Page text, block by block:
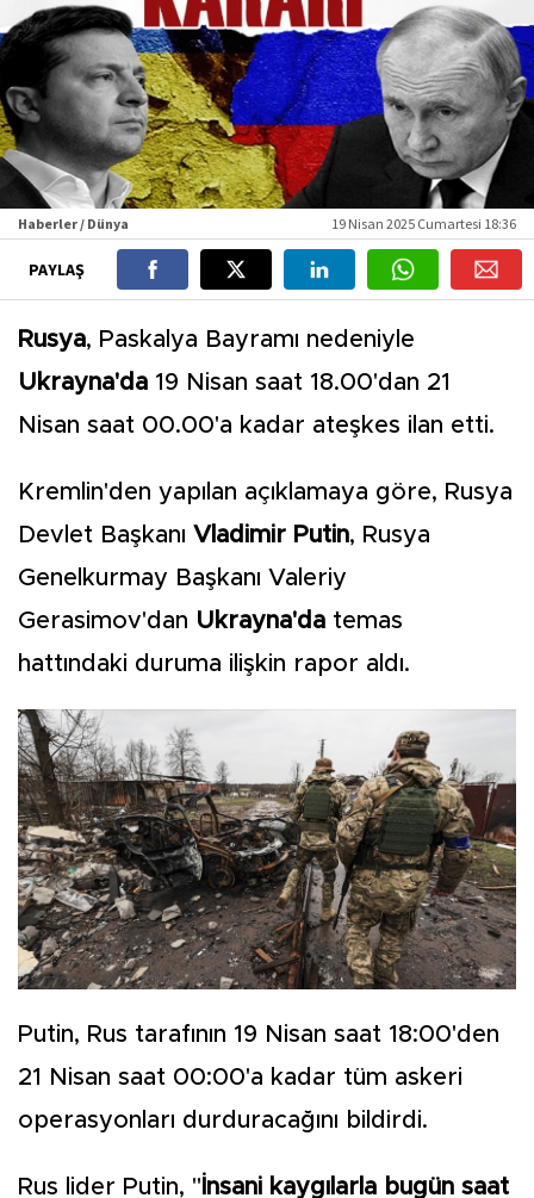
Haberler / Dünya 19 Nisan 2025 Cumartesi 18:36
PAYLAŞ
Rusya, Paskalya Bayramı nedeniyle
Ukrayna'da 19 Nisan saat 18.00'dan 21
Nisan saat 00.00'a kadar ateşkes ilan etti.
Kremlin'den yapılan açıklamaya göre, Rusya
Devlet Başkanı Vladimir Putin, Rusya
Genelkurmay Başkanı Valeriy
Gerasimov'dan Ukrayna'da temas
hattındaki duruma ilişkin rapor aldı.
Putin, Rus tarafının 19 Nisan saat 18:00'den
21 Nisan saat 00:00'a kadar tüm askeri
operasyonları durduracağını bildirdi.
Rus lider Putin, " İnsani kaygılarla bugün saat